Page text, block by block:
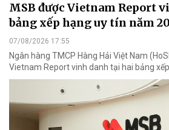
MSB được Vietnam Report
bảng xếp hạng uy tín năm
07/08/2026 17:55
Ngân hàng TMCP Hàng Hải Việt Nam
Vietnam Report vinh danh tại hai bảng